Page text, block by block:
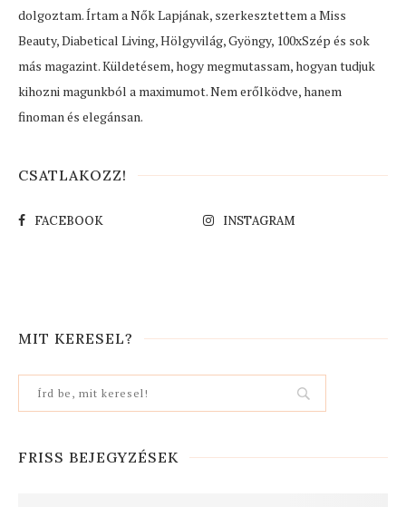
dolgoztam. Írtam a Nők Lapjának, szerkesztettem a Miss
Beauty, Diabetical Living, Hölgyvilág, Gyöngy, 100xSzép és sok
más magazint. Küldetésem, hogy megmutassam, hogyan tudjuk
kihozni magunkból a maximumot. Nem erőlködve, hanem
finoman és elegánsan.
CSATLAKOZZ!
FACEBOOK INSTAGRAM
MIT KERESEL?
FRISS BEJEGYZÉSEK